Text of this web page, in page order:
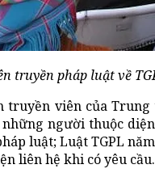
truyền pháp luật về
truyền viên của
những người thuộc
luật; Luật TGPL
liên hệ khi có yêu cầu.